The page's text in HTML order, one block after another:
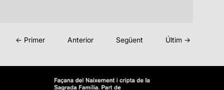
← Primer Anterior Següent Últim →